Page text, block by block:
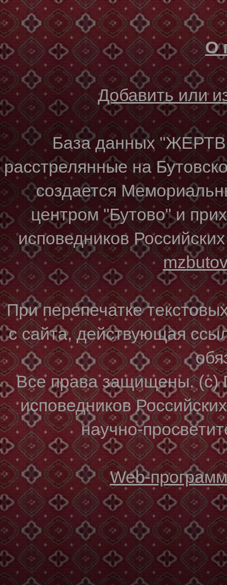
О
Добавить или
База данных
расстрелянные на
создается
центром "Бутово" и
исповедников
При перепечатке
с сайта, действующая
Все права защищены. (с)
исповедников
научно-
Web-